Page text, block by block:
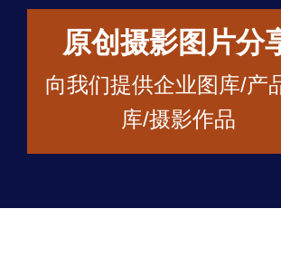
原创摄影图片分
向我们提供企业图库/产
库/摄影作品